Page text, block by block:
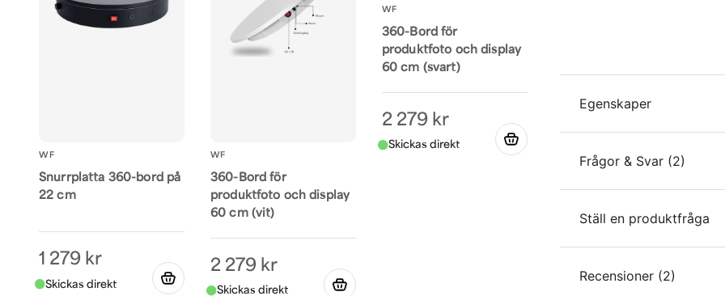
WF
Snurrplatta 360-bord på
22 cm
1 279 kr
WF
360-Bord för
produktfoto och display
60 cm (vit)
2 279 kr
WF
360-Bord för
produktfoto och display
60 cm (svart)
2 279 kr
Egenskaper
Frågor & Svar (2)
Ulrica frågade för 2 år sedan
Passar denna till video?
Butiken svarade
Ställ en produktfråga
question
Fråga oss något om
Recensioner (2)